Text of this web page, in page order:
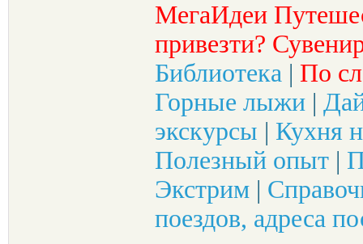
МегаИдеи
привезти?
Библиотека | По
Горные лыжи |
экскурсы | Кухня
Полезный опыт |
Экстрим |
поездов, адреса